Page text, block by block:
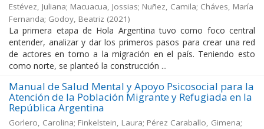
Estévez, Juliana; Macuacua, Jossias; Nuñez, Camila; Cháves, María
Fernanda; Godoy, Beatriz (2021)
La primera etapa de Hola Argentina tuvo como foco central
entender, analizar y dar los primeros pasos para crear una red
de actores en torno a la migración en el país. Teniendo esto
como norte, se planteó la construcción ...
Manual de Salud Mental y Apoyo Psicosocial para la
Atención de la Población Migrante y Refugiada en la
República Argentina
Gorlero, Carolina; Finkelstein, Laura; Pérez Caraballo, Gimena;